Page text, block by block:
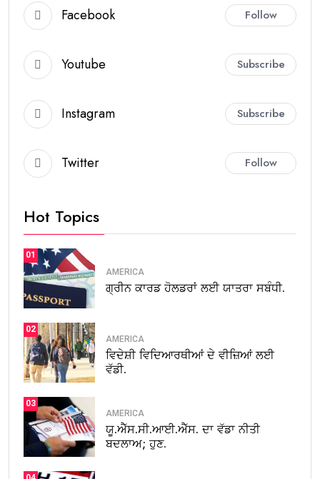
Facebook Follow
Youtube Subscribe
Instagram Subscribe
Twitter Follow
Hot Topics
01
AMERICA
ਗ੍ਰੀਨ ਕਾਰਡ ਹੋਲਡਰਾਂ ਲਈ ਯਾਤਰਾ ਸਬੰਧੀ.
02
AMERICA
ਵਿਦੇਸ਼ੀ ਵਿਦਿਆਰਥੀਆਂ ਦੇ ਵੀਜ਼ਿਆਂ ਲਈ
ਵੱਡੀ.
03
AMERICA
ਯੂ.ਐੱਸ.ਸੀ.ਆਈ.ਐੱਸ. ਦਾ ਵੱਡਾ ਨੀਤੀ
ਬਦਲਾਅ; ਹੁਣ.